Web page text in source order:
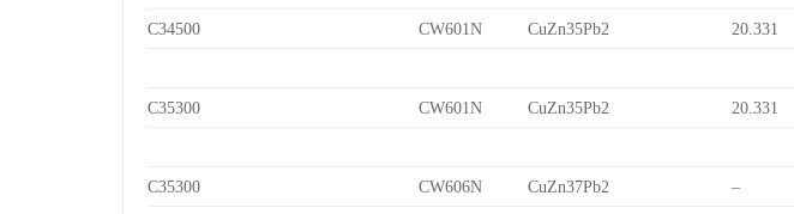
C34500 CW601N CuZn35Pb2 20.331
C35300 CW601N CuZn35Pb2 20.331
C35300 CW606N CuZn37Pb2 –